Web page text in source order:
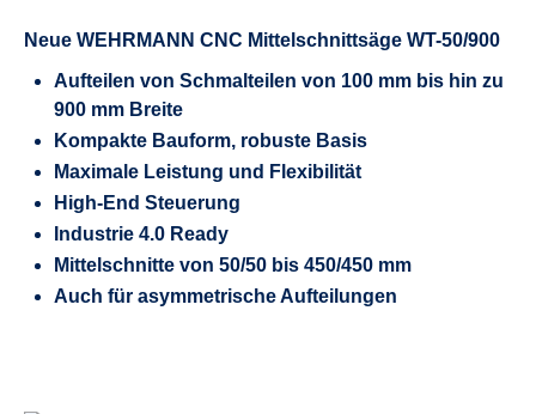
Neue WEHRMANN CNC Mittelschnittsäge WT-50/900
Aufteilen von Schmalteilen von 100 mm bis hin zu
900 mm Breite
Kompakte Bauform, robuste Basis
Maximale Leistung und Flexibilität
High-End Steuerung
Industrie 4.0 Ready
Mittelschnitte von 50/50 bis 450/450 mm
Auch für asymmetrische Aufteilungen